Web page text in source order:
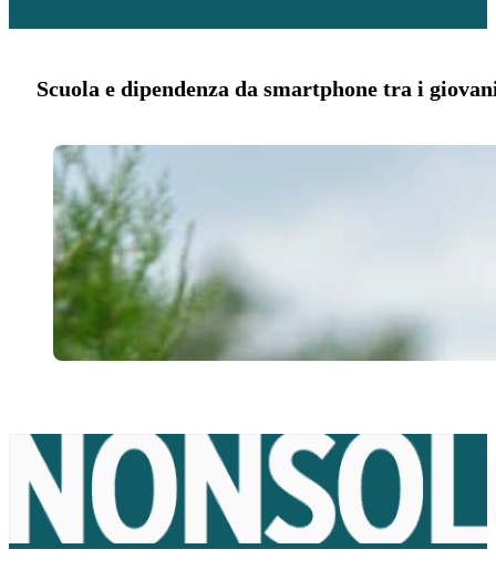
Scuola e dipendenza da smartphone tra i